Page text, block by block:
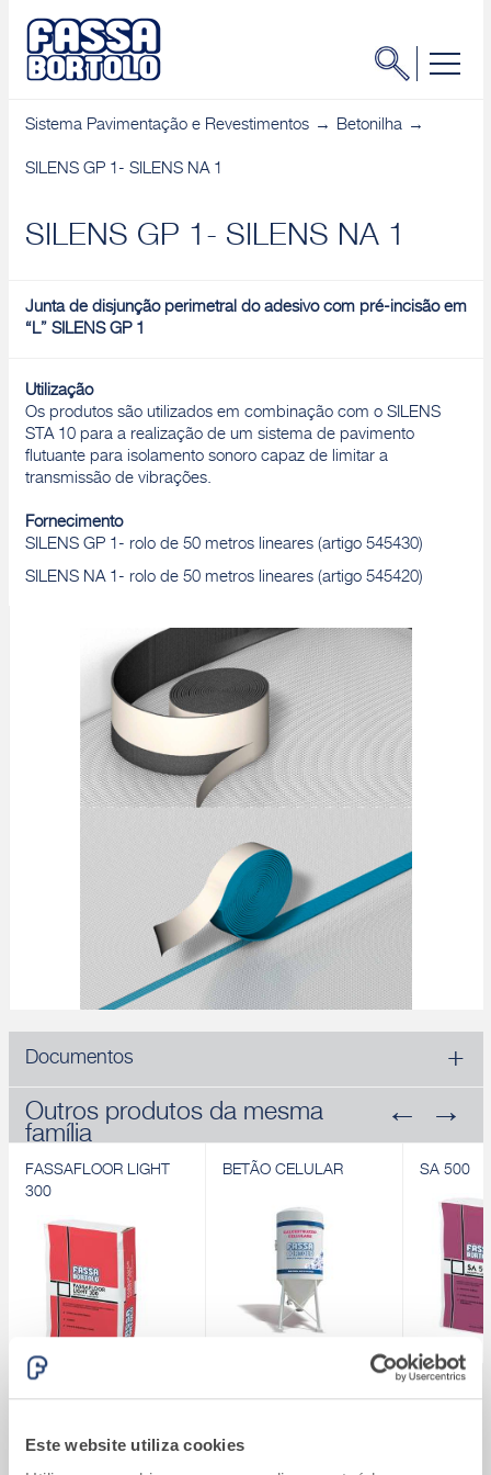
Este website utiliza cookies
Sistema Pavimentação e Revestimentos Betonilha
SILENS GP 1- SILENS NA 1
SILENS GP 1- SILENS NA 1
Junta de disjunção perimetral do adesivo com pré-incisão em
“L” SILENS GP 1
Utilização
Os produtos são utilizados em combinação com o SILENS
STA 10 para a realização de um sistema de pavimento
flutuante para isolamento sonoro capaz de limitar a
transmissão de vibrações.
Fornecimento
SILENS GP 1- rolo de 50 metros lineares (artigo 545430)
SILENS NA 1- rolo de 50 metros lineares (artigo 545420)
Documentos
Outros produtos da mesma
família
FASSAFLOOR LIGHT
300
termoisolantes à base
BETÃO CELULAR
Descobrir
SA 500
Calcule quanto vai custar o seu Sistema